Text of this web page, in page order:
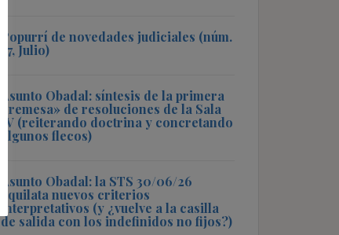
Popurrí de novedades judiciales (núm.
57, Julio)
Asunto Obadal: síntesis de la primera
«remesa» de resoluciones de la Sala
IV (reiterando doctrina y concretando
algunos flecos)
Asunto Obadal: la STS 30/06/26
aquilata nuevos criterios
interpretativos (y ¿vuelve a la casilla
de salida con los indefinidos no fijos?)